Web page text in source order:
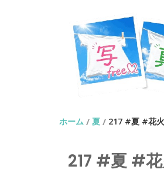
ホーム / 夏 / 217 #夏 #花
217 #夏 #